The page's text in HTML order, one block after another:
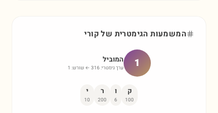
המשמעות הגימטרית שלקורי
1 המוביל
ערך גימטרי: 316 ← שורש: 1
ק
100
ו
6
ר
200
י
10